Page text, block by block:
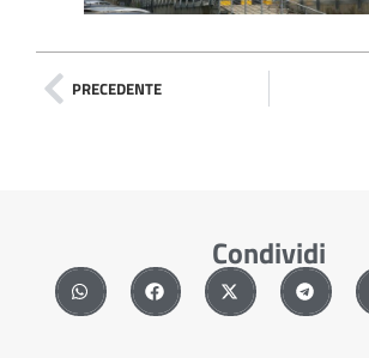
PRECEDENTE
Condividi